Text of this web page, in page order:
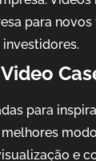
para
para
e